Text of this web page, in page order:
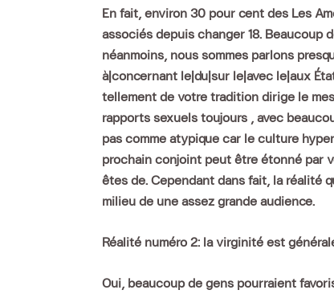
En fait, environ 30 pour cent des Les
associés depuis changer 18. Beaucoup
néanmoins, nous sommes parlons
à|concernant le|du|sur le|avec le|aux
tellement de votre tradition dirige le
rapports sexuels toujours , avec
pas comme atypique car le culture
prochain conjoint peut être étonné par
êtes de. Cependant dans fait, la réalité
milieu de une assez grande audience.
Réalité numéro 2: la virginité est
Oui, beaucoup de gens pourraient